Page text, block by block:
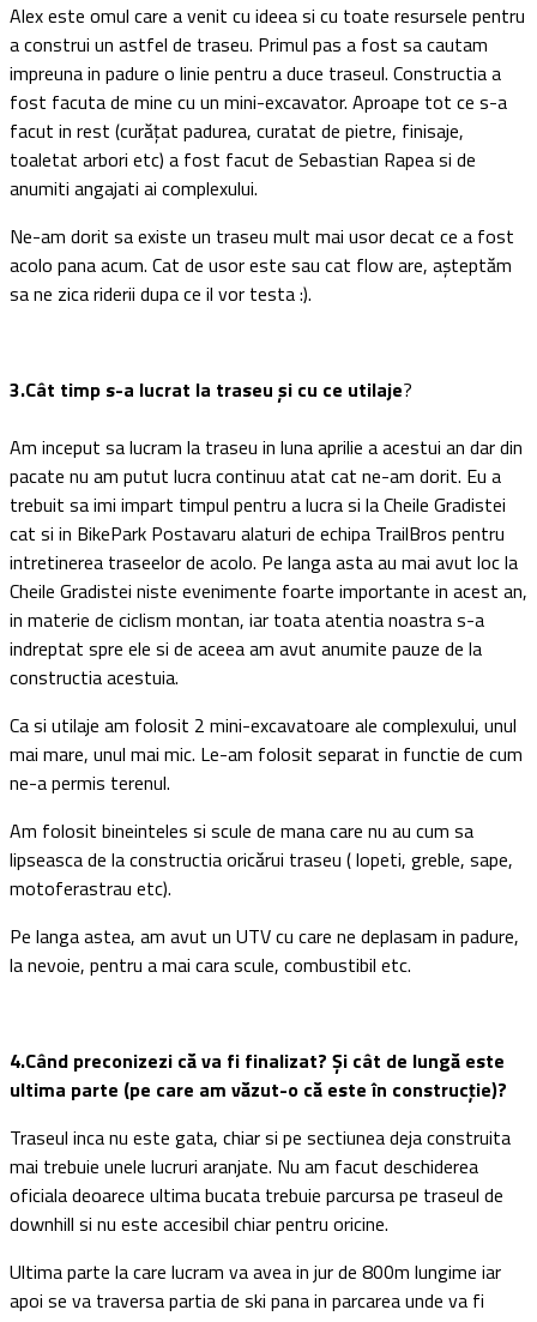
Alex este omul care a venit cu ideea si cu toate resursele pentru
a construi un astfel de traseu. Primul pas a fost sa cautam
impreuna in padure o linie pentru a duce traseul. Constructia a
fost facuta de mine cu un mini-excavator. Aproape tot ce s-a
facut in rest (curățat padurea, curatat de pietre, finisaje,
toaletat arbori etc) a fost facut de Sebastian Rapea si de
anumiti angajati ai complexului.
Ne-am dorit sa existe un traseu mult mai usor decat ce a fost
acolo pana acum. Cat de usor este sau cat flow are, așteptăm
sa ne zica riderii dupa ce il vor testa :).
3.Cât timp s-a lucrat la traseu și cu ce utilaje?
Am inceput sa lucram la traseu in luna aprilie a acestui an dar din
pacate nu am putut lucra continuu atat cat ne-am dorit. Eu a
trebuit sa imi impart timpul pentru a lucra si la Cheile Gradistei
cat si in BikePark Postavaru alaturi de echipa TrailBros pentru
intretinerea traseelor de acolo. Pe langa asta au mai avut loc la
Cheile Gradistei niste evenimente foarte importante in acest an,
in materie de ciclism montan, iar toata atentia noastra s-a
indreptat spre ele si de aceea am avut anumite pauze de la
constructia acestuia.
Ca si utilaje am folosit 2 mini-excavatoare ale complexului, unul
mai mare, unul mai mic. Le-am folosit separat in functie de cum
ne-a permis terenul.
Am folosit bineinteles si scule de mana care nu au cum sa
lipseasca de la constructia oricărui traseu ( lopeti, greble, sape,
motoferastrau etc).
Pe langa astea, am avut un UTV cu care ne deplasam in padure,
la nevoie, pentru a mai cara scule, combustibil etc.
4.Când preconizezi că va fi finalizat? Și cât de lungă este
ultima parte (pe care am văzut-o că este în construcție)?
Traseul inca nu este gata, chiar si pe sectiunea deja construita
mai trebuie unele lucruri aranjate. Nu am facut deschiderea
oficiala deoarece ultima bucata trebuie parcursa pe traseul de
downhill si nu este accesibil chiar pentru oricine.
Ultima parte la care lucram va avea in jur de 800m lungime iar
apoi se va traversa partia de ski pana in parcarea unde va fi